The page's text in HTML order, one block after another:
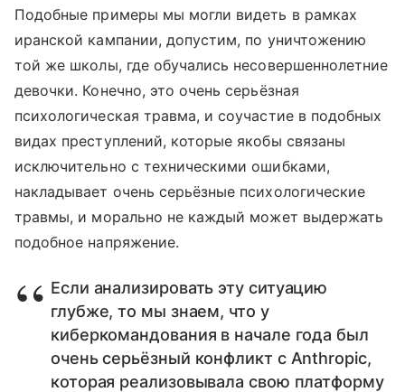
Подобные примеры мы могли видеть в рамках
иранской кампании, допустим, по уничтожению
той же школы, где обучались несовершеннолетние
девочки. Конечно, это очень серьёзная
психологическая травма, и соучастие в подобных
видах преступлений, которые якобы связаны
исключительно с техническими ошибками,
накладывает очень серьёзные психологические
травмы, и морально не каждый может выдержать
подобное напряжение.
Если анализировать эту ситуацию
глубже, то мы знаем, что у
киберкомандования в начале года был
очень серьёзный конфликт с Anthropic,
которая реализовывала свою платформу